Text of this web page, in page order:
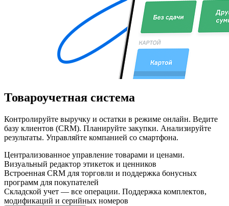
Товароучетная система
Контролируйте выручку и остатки в режиме онлайн. Ведите
базу клиентов (CRM). Планируйте закупки. Анализируйте
результаты. Управляйте компанией со смартфона.
Централизованное управление товарами и ценами.
Визуальный редактор этикеток и ценников
Встроенная CRM для торговли и поддержка бонусных
программ для покупателей
Складской учет — все операции. Поддержка комплектов,
модификаций и серийных номеров